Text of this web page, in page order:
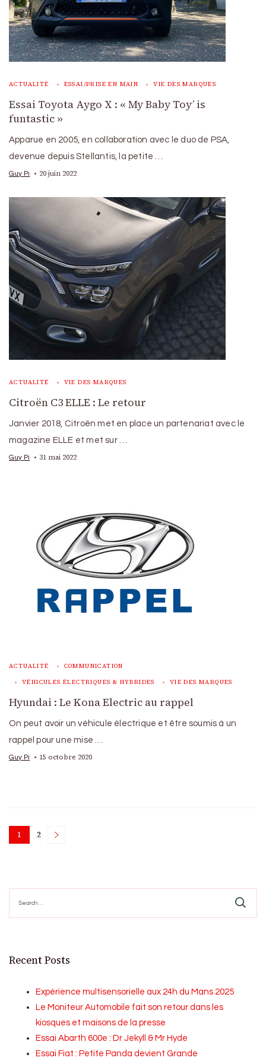
ACTUALITÉ ESSAI/PRISE EN MAIN VIE DES MARQUES
Essai Toyota Aygo X : « My Baby Toy’ is
funtastic »
Apparue en 2005, en collaboration avec le duo de PSA,
devenue depuis Stellantis, la petite …
Guy Pi 20 juin 2022
ACTUALITÉ VIE DES MARQUES
Citroën C3 ELLE : Le retour
Janvier 2018, Citroën met en place un partenariat avec le
magazine ELLE et met sur …
Guy Pi 31 mai 2022
ACTUALITÉ COMMUNICATION
VÉHICULES ÉLECTRIQUES & HYBRIDES VIE DES MARQUES
Hyundai : Le Kona Electric au rappel
On peut avoir un véhicule électrique et être soumis à un
rappel pour une mise …
Guy Pi 15 octobre 2020
Posts
Page
1 Page
2
for:
Recent Posts
Expérience multisensorielle aux 24h du Mans 2025
Le Moniteur Automobile fait son retour dans les
kiosques et maisons de la presse
Essai Abarth 600e : Dr Jekyll & Mr Hyde
Essai Fiat : Petite Panda devient Grande